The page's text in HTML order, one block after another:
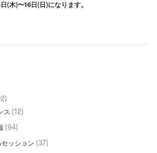
(木)〜16日(日)になります。
ス (12)
(94)
ッション (37)